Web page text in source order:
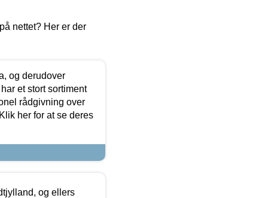
nettet? Her er der
og derudover
et stort sortiment
rådgivning over
her for at se deres
og ellers